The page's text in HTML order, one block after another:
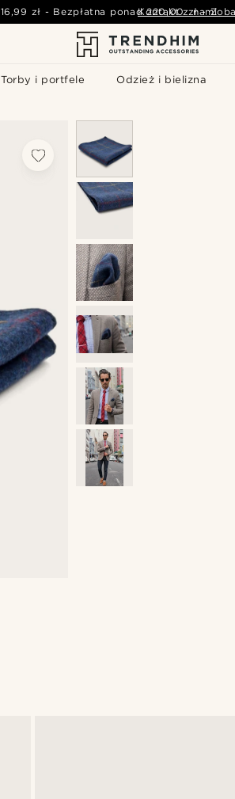
Torby i portfele Odzież i bielizna
16,99 zł - Bezpłatna ponad 220,00 zł -
Kontakt z nami